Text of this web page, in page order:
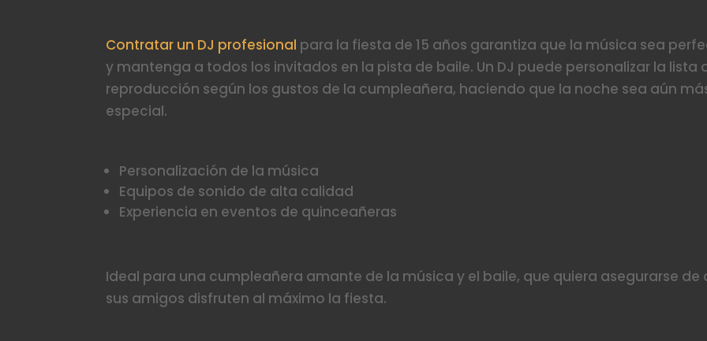
Contratar un DJ profesional para la fiesta de 15 años garantiza que la música sea
y mantenga a todos los invitados en la pista de baile. Un DJ puede personalizar la lista
reproducción según los gustos de la cumpleañera, haciendo que la noche sea aún
especial.
Personalización de la música
Equipos de sonido de alta calidad
Experiencia en eventos de quinceañeras
Ideal para una cumpleañera amante de la música y el baile, que quiera asegurarse de
sus amigos disfruten al máximo la fiesta.